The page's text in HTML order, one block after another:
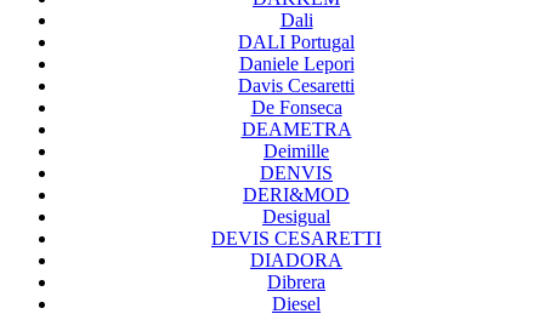
Dali
DALI Portugal
Daniele Lepori
Davis Cesaretti
De Fonseca
DEAMETRA
Deimille
DENVIS
DERI&MOD
Desigual
DEVIS CESARETTI
DIADORA
Dibrera
Diesel